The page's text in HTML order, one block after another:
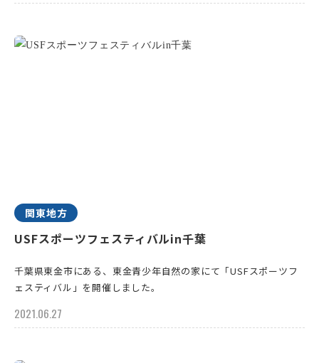
関東地方
USFスポーツフェスティバルin千葉
千葉県東金市にある、東金青少年自然の家にて「USFスポーツフ
ェスティバル」を開催しました。
2021.06.27